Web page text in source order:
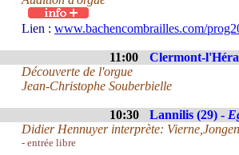
Lien : www.bachencombrailles.com/
11:00 Clermont-
Découverte de l'orgue
Jean-Christophe Souberbielle
10:30 Lannilis (29) -
Didier Hennuyer interprète:
- entrée libre